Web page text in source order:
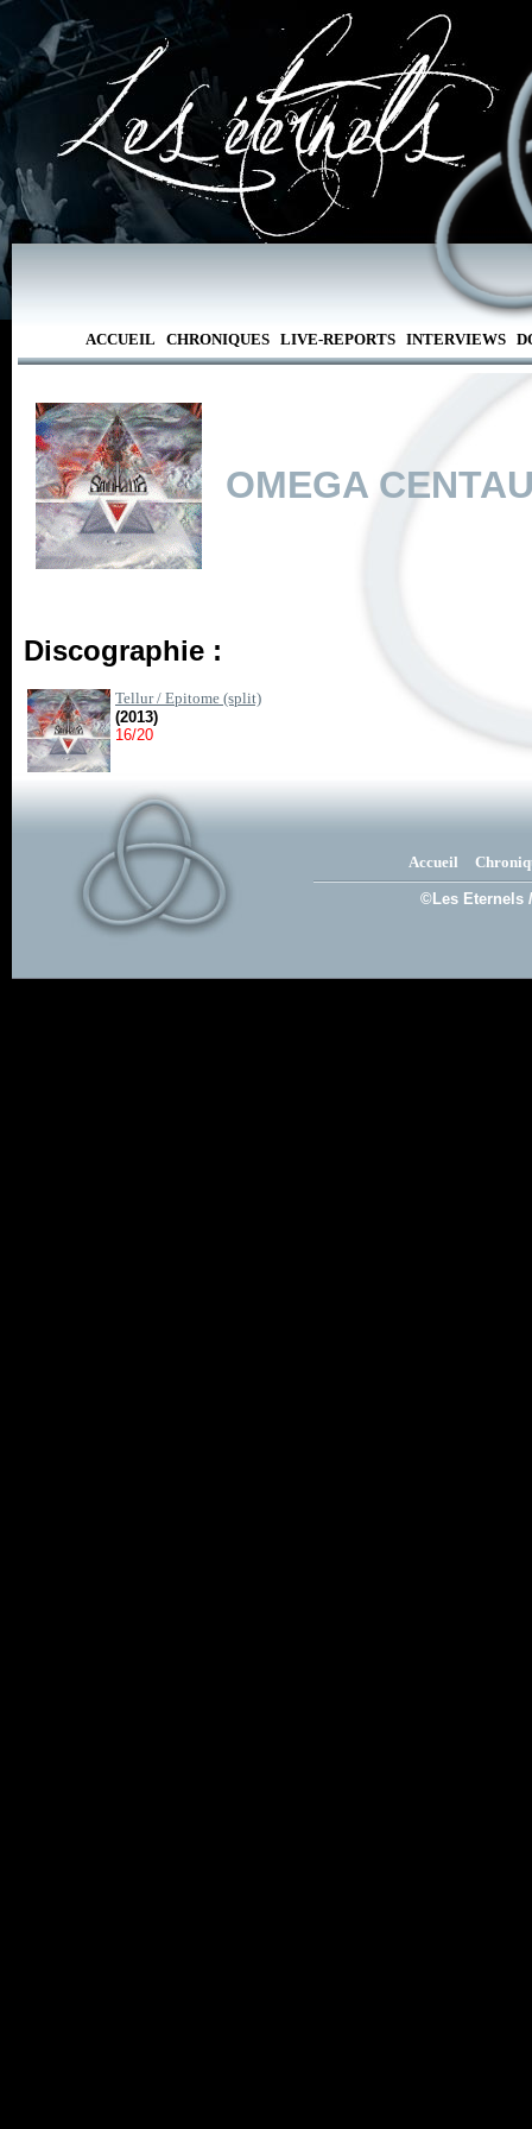
ACCUEIL CHRONIQUES LIVE-REPORTS INTERVIEWS
OMEGA
Discographie :
Tellur / Epitome (split)
(2013)
16/20
Accueil
©Les Eternels